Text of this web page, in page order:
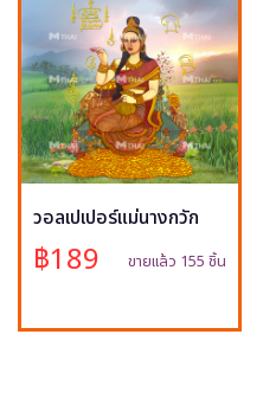
วอลเปเปอร์แม่นางกวัก
฿189 ขายแล้ว 155 ชิ้น